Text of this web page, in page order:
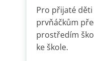
Pro přijaté
prvňáčkům
prostředím
ke škole.